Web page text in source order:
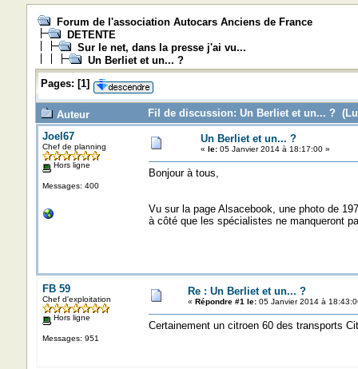
Forum de l'association Autocars Anciens de France
DETENTE
Sur le net, dans la presse j'ai vu...
Un Berliet et un... ?
Pages: [1]
Auteur
Fil de discussion: Un Berliet et un... ? (Lu
Joel67
Chef de planning
Hors ligne
Messages: 400
Un Berliet et un... ?
« le:05 Janvier 2014 à 18:17:00 »
Bonjour à tous,
Vu sur la page Alsacebook, une photo de
à côté que les spécialistes ne manqueront
FB 59
Chef d'exploitation
Hors ligne
Messages: 951
Re : Un Berliet et un... ?
« Répondre #1 le:05 Janvier 2014 à
Certainement un citroen 60 des transports